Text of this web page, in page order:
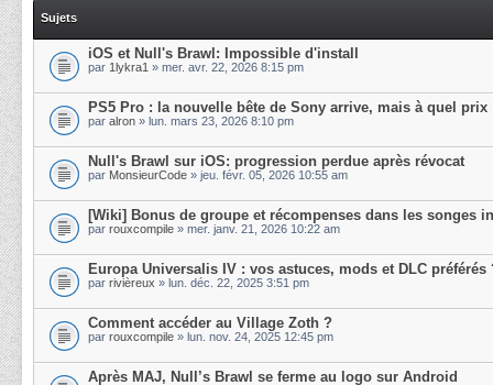
Sujets
iOS et Null's Brawl: Impossible d'install
par 1lykra1 » mer. avr. 22, 2026 8:15 pm
PS5 Pro : la nouvelle bête de Sony arrive, mais à quel prix
par alron » lun. mars 23, 2026 8:10 pm
Null's Brawl sur iOS: progression perdue après révocat
par MonsieurCode » jeu. févr. 05, 2026 10:55 am
[Wiki] Bonus de groupe et récompenses dans les songes
par rouxcompile » mer. janv. 21, 2026 10:22 am
Europa Universalis IV : vos astuces, mods et DLC préférés
par rivièreux » lun. déc. 22, 2025 3:51 pm
Comment accéder au Village Zoth ?
par rouxcompile » lun. nov. 24, 2025 12:45 pm
Après MAJ, Null’s Brawl se ferme au logo sur Android